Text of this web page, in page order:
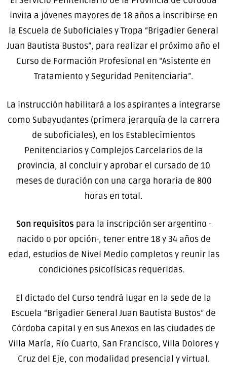
invita a jóvenes mayores de 18 años a inscribirse en
la Escuela de Suboficiales y Tropa “Brigadier General
Juan Bautista Bustos”, para realizar el próximo año el
Curso de Formación Profesional en “Asistente en
Tratamiento y Seguridad Penitenciaria”.
La instrucción habilitará a los aspirantes a integrarse
como Subayudantes (primera jerarquía de la carrera
de suboficiales), en los Establecimientos
Penitenciarios y Complejos Carcelarios de la
provincia, al concluir y aprobar el cursado de 10
meses de duración con una carga horaria de 800
horas en total.
Son requisitos para la inscripción ser argentino -
nacido o por opción-, tener entre 18 y 34 años de
edad, estudios de Nivel Medio completos y reunir las
condiciones psicofísicas requeridas.
El dictado del Curso tendrá lugar en la sede de la
Escuela “Brigadier General Juan Bautista Bustos” de
Córdoba capital y en sus Anexos en las ciudades de
Villa María, Río Cuarto, San Francisco, Villa Dolores y
Cruz del Eje, con modalidad presencial y virtual.